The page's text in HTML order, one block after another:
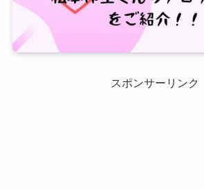
スポンサーリンク